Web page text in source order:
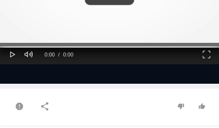
Play Mute
Current
0:00 /
Duration
0:00
Fullscreen